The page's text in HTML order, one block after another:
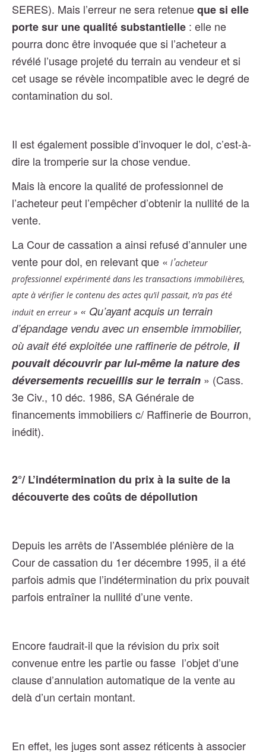
SERES). Mais l’erreur ne sera retenueque si elle
porte sur une qualité substantielle : elle ne
pourra donc être invoquée que si l’acheteur a
révélé l’usage projeté du terrain au vendeur et si
cet usage se révèle incompatible avec le degré de
contamination du sol.
Il est également possible d’invoquer le dol, c’est-à-
dire la tromperie sur la chose vendue.
Mais là encore la qualité de professionnel de
l’acheteur peut l’empêcher d’obtenir la nullité de la
vente.
La Cour de cassation a ainsi refusé d’annuler une
vente pour dol, en relevant que « l’acheteur
professionnel expérimenté dans les transactions immobilières,
apte à vérifier le contenu des actes qu’il passait, n’a pas été
induit en erreur » « Qu’ayant acquis un terrain
d’épandage vendu avec un ensemble immobilier,
où avait été exploitée une raffinerie de pétrole, il
pouvait découvrir par lui-même la nature des
déversements recueillis sur le terrain » (Cass.
3e Civ., 10 déc. 1986, SA Générale de
financements immobiliers c/ Raffinerie de Bourron,
inédit).
2°/ L’indétermination du prix à la suite de la
découverte des coûts de dépollution
Depuis les arrêts de l’Assemblée plénière de la
Cour decassation du 1er décembre 1995, il a été
parfois admis que l’indétermination du prix pouvait
parfois entraîner la nullité d’une vente.
Encore faudrait-il que la révision du prix soit
convenue entre les partie ou fasse l’objet d’une
clause d’annulation automatique de la vente au
delà d’un certain montant.
En effet, les juges sont assez réticents à associer